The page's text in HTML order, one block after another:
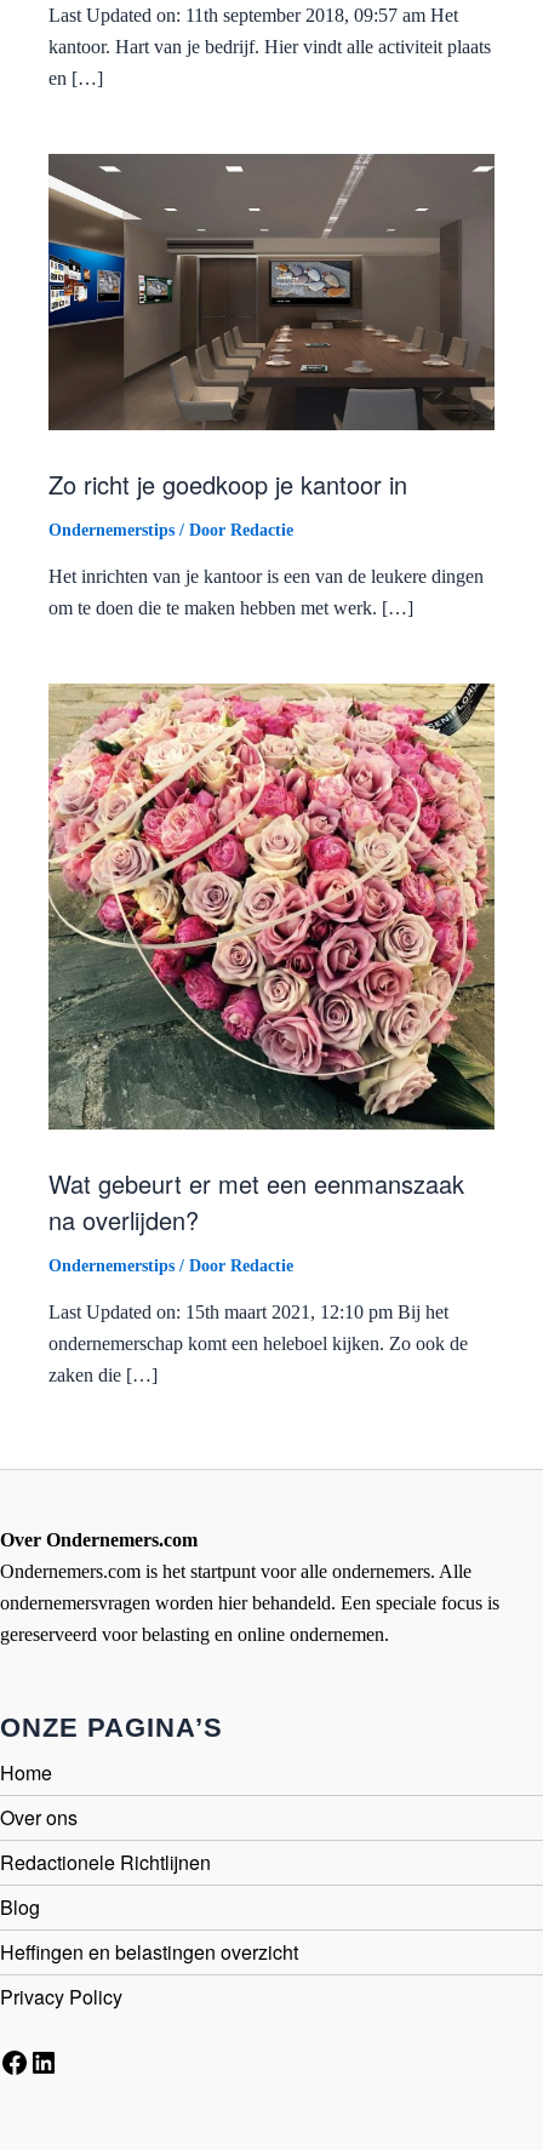
Last Updated on: 11th september 2018, 09:57 am Het
kantoor. Hart van je bedrijf. Hier vindt alle activiteit plaats
en […]
Zo richt je goedkoop je kantoor in
Ondernemerstips / Door Redactie
Het inrichten van je kantoor is een van de leukere dingen
om te doen die te maken hebben met werk. […]
Wat gebeurt er met een eenmanszaak
na overlijden?
Ondernemerstips / Door Redactie
Last Updated on: 15th maart 2021, 12:10 pm Bij het
ondernemerschap komt een heleboel kijken. Zo ook de
zaken die […]
Over Ondernemers.com
Ondernemers.com is het startpunt voor alle ondernemers. Alle
ondernemersvragen worden hier behandeld. Een speciale focus is
gereserveerd voor belasting en online ondernemen.
ONZE PAGINA’S
Home
Over ons
Redactionele Richtlijnen
Blog
Heffingen en belastingen overzicht
Privacy Policy
Facebook
LinkedIn